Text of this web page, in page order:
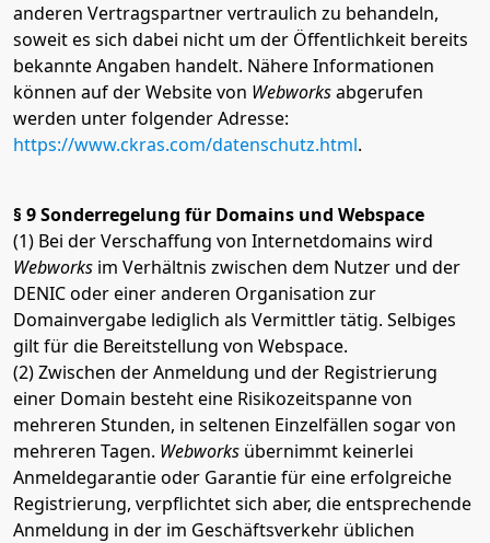
anderen Vertragspartner vertraulich zu behandeln,
soweit es sich dabei nicht um der Öffentlichkeit bereits
bekannte Angaben handelt. Nähere Informationen
können auf der Website von Webworksabgerufen
werden unter folgender Adresse:
https://www.ckras.com/datenschutz.html.
§ 9 Sonderregelung für Domains und Webspace
(1) Bei der Verschaffung von Internetdomains wird
Webworks im Verhältnis zwischen dem Nutzer und der
DENIC oder einer anderen Organisation zur
Domainvergabe lediglich als Vermittler tätig. Selbiges
gilt für die Bereitstellung von Webspace.
(2) Zwischen der Anmeldung und der Registrierung
einer Domain besteht eine Risikozeitspanne von
mehreren Stunden, in seltenen Einzelfällen sogar von
mehreren Tagen. Webworks übernimmt keinerlei
Anmeldegarantie oder Garantie für eine erfolgreiche
Registrierung, verpflichtet sich aber, die entsprechende
Anmeldung in der im Geschäftsverkehr üblichen